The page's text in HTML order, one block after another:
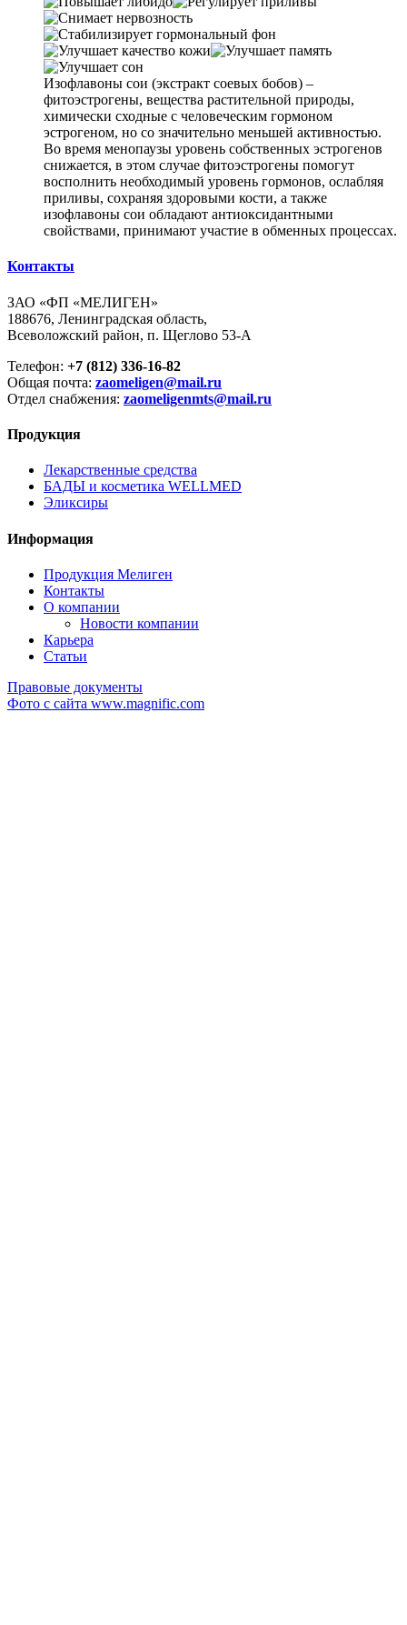
Изофлавоны сои (экстракт соевых бобов) –
фитоэстрогены, вещества растительной природы,
химически сходные с человеческим гормоном
эстрогеном, но со значительно меньшей активностью.
Во время менопаузы уровень собственных эстрогенов
снижается, в этом случае фитоэстрогены помогут
восполнить необходимый уровень гормонов, ослабляя
приливы, сохраняя здоровыми кости, а также
изофлавоны сои обладают антиоксидантными
свойствами, принимают участие в обменных процессах.
Контакты
ЗАО «ФП «МЕЛИГЕН»
188676, Ленинградская область,
Всеволожский район, п. Щеглово 53-А
Телефон: +7 (812) 336-16-82
Общая почта: zaomeligen@mail.ru
Отдел снабжения: zaomeligenmts@mail.ru
Продукция
Лекарственные средства
БАДЫ и косметика WELLMED
Эликсиры
Информация
Продукция Мелиген
Контакты
О компании
Новости компании
Карьера
Статьи
Правовые документы
Фото с сайта www.magnific.com